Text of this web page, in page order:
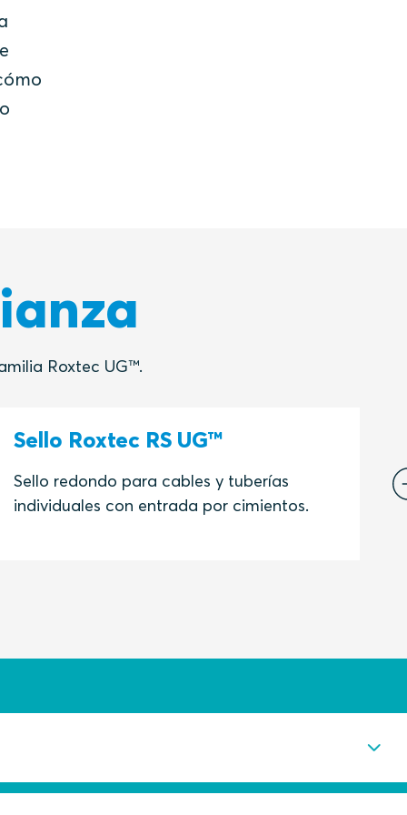
Roxtec UG™.
Sello Roxtec RS UG™
Sello redondo para cables y tuberías
individuales con entrada por cimientos.